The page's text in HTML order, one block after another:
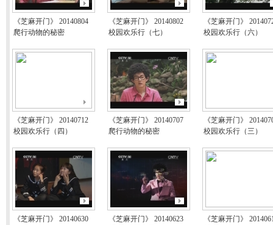
《芝麻开门》 20140804
爬行动物的秘密
《芝麻开门》 20140802
校园欢乐行（七）
《芝麻开门》
校园欢乐行（六）
《芝麻开门》 20140712
校园欢乐行（四）
《芝麻开门》 20140707
爬行动物的秘密
《芝麻开门》
校园欢乐行（三）
《芝麻开门》 20140630
《芝麻开门》 20140623
《芝麻开门》